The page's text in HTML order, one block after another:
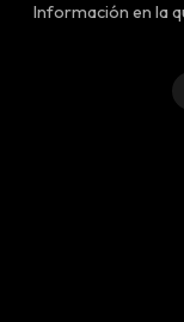
Información en la